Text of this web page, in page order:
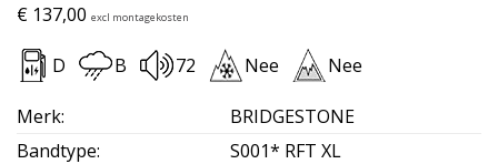
€ 137,00 excl montagekosten
D B 72 Nee Nee
Merk:
BRIDGESTONE
Bandtype:
S001* RFT XL